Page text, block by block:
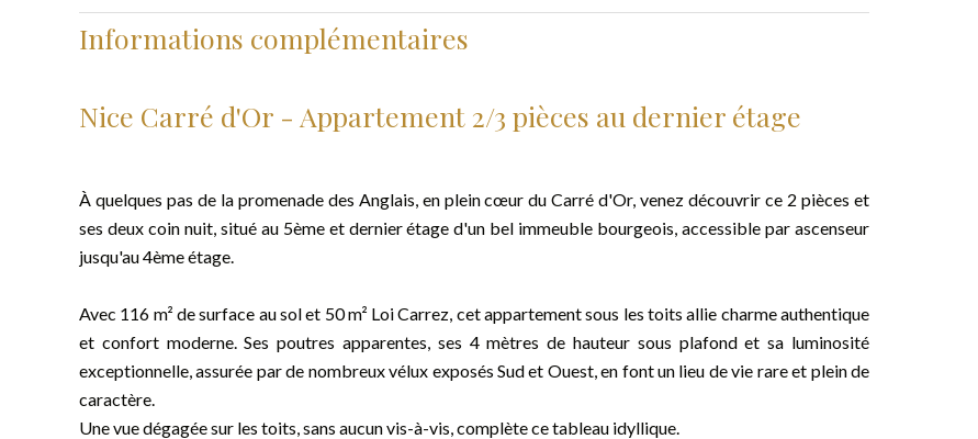
Informations complémentaires
Nice Carré d'Or - Appartement 2/3 pièces au dernier étage
À quelques pas de la promenade des Anglais, en plein cœur du Carré d'Or, venez découvrir ce 2 pièces et
ses deux coin nuit, situé au 5ème et dernier étage d'un bel immeuble bourgeois, accessible par ascenseur
jusqu'au 4ème étage.
Avec 116 m² de surface au sol et 50 m² Loi Carrez, cet appartement sous les toits allie charme authentique
et confort moderne. Ses poutres apparentes, ses 4 mètres de hauteur sous plafond et sa luminosité
exceptionnelle, assurée par de nombreux vélux exposés Sud et Ouest, en font un lieu de vie rare et plein de
caractère.
Une vue dégagée sur les toits, sans aucun vis-à-vis, complète ce tableau idyllique.